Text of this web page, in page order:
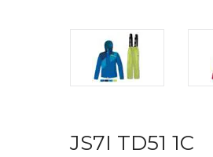
JS7I TD51 1C